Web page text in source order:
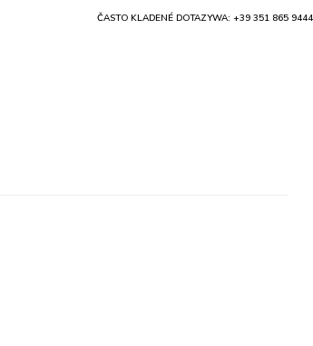
ČASTO KLADENÉ DOTAZYWA: +39 351 865 9444